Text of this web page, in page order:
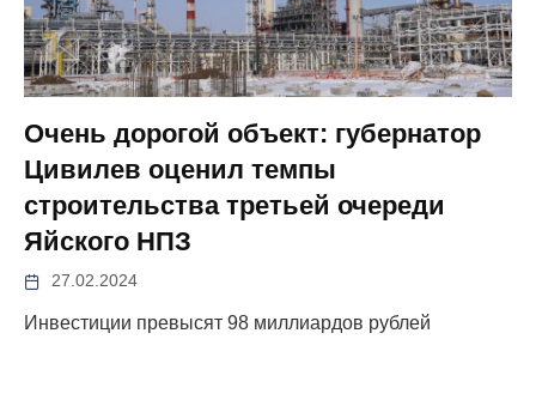
Очень дорогой объект: губернатор
Цивилев оценил темпы
строительства третьей очереди
Яйского НПЗ
27.02.2024
Инвестиции превысят 98 миллиардов рублей